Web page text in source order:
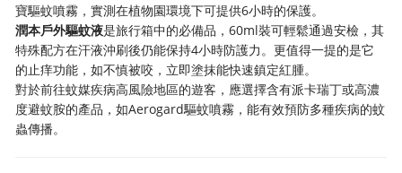
寶驅蚊噴霧，實測在植物園環境下可提供6小時的保護。
潤本戶外驅蚊液是旅行箱中的必備品，60ml裝可輕鬆通過安檢，其
特殊配方在汗液沖刷後仍能保持4小時防護力。更值得一提的是它
的止痒功能，如不慎被咬，立即塗抹能快速鎮定紅腫。
對於前往蚊媒疾病高風險地區的遊客，應選擇含有派卡瑞丁或高濃
度避蚊胺的產品，如Aerogard驅蚊噴霧，能有效預防多種疾病的蚊
蟲傳播。